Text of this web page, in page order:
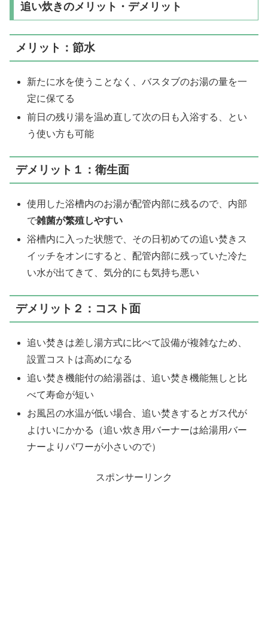
追い炊きのメリット・デメリット
メリット：節水
新たに水を使うことなく、バスタブのお湯の量を一
定に保てる
前日の残り湯を温め直して次の日も入浴する、とい
う使い方も可能
デメリット１：衛生面
使用した浴槽内のお湯が配管内部に残るので、内部
で雑菌が繁殖しやすい
浴槽内に入った状態で、その日初めての追い焚きス
イッチをオンにすると、配管内部に残っていた冷た
い水が出てきて、気分的にも気持ち悪い
デメリット２：コスト面
追い焚きは差し湯方式に比べて設備が複雑なため、
設置コストは高めになる
追い焚き機能付の給湯器は、追い焚き機能無しと比
べて寿命が短い
お風呂の水温が低い場合、追い焚きするとガス代が
よけいにかかる（追い炊き用バーナーは給湯用バー
ナーよりパワーが小さいので）
スポンサーリンク